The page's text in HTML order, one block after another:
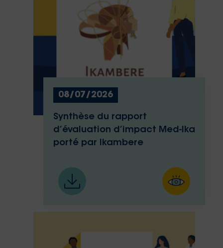
08/07/2026
Synthèse du rapport
d’évaluation d’impact Med-Ika
porté par Ikambere